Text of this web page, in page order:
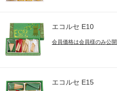
エコルセ E10
会員価格は会員様のみ公開
エコルセ E15